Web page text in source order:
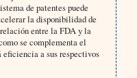
de patentes puede
la disponibilidad de
entre la FDA y la
se complementa el
eficiencia a sus respectivos